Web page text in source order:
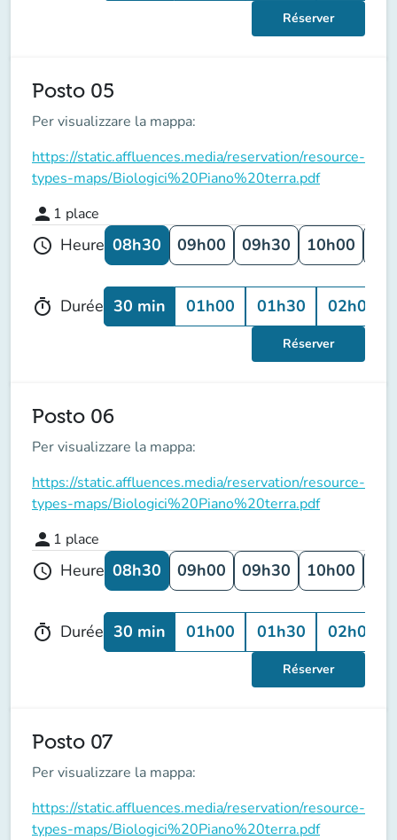
Réserver
Posto 05
Per visualizzare la mappa:
https://static.affluences.media/reservation/resource-
types-maps/Biologici%20Piano%20terra.pdf
person 1 place
schedule Heure 08h30 09h00 09h30 10h00
timer Durée 30 min 01h00 01h30 02h00
Réserver
Posto 06
Per visualizzare la mappa:
https://static.affluences.media/reservation/resource-
types-maps/Biologici%20Piano%20terra.pdf
person 1 place
schedule Heure 08h30 09h00 09h30 10h00
timer Durée 30 min 01h00 01h30 02h00
Réserver
Posto 07
Per visualizzare la mappa:
https://static.affluences.media/reservation/resource-
types-maps/Biologici%20Piano%20terra.pdf